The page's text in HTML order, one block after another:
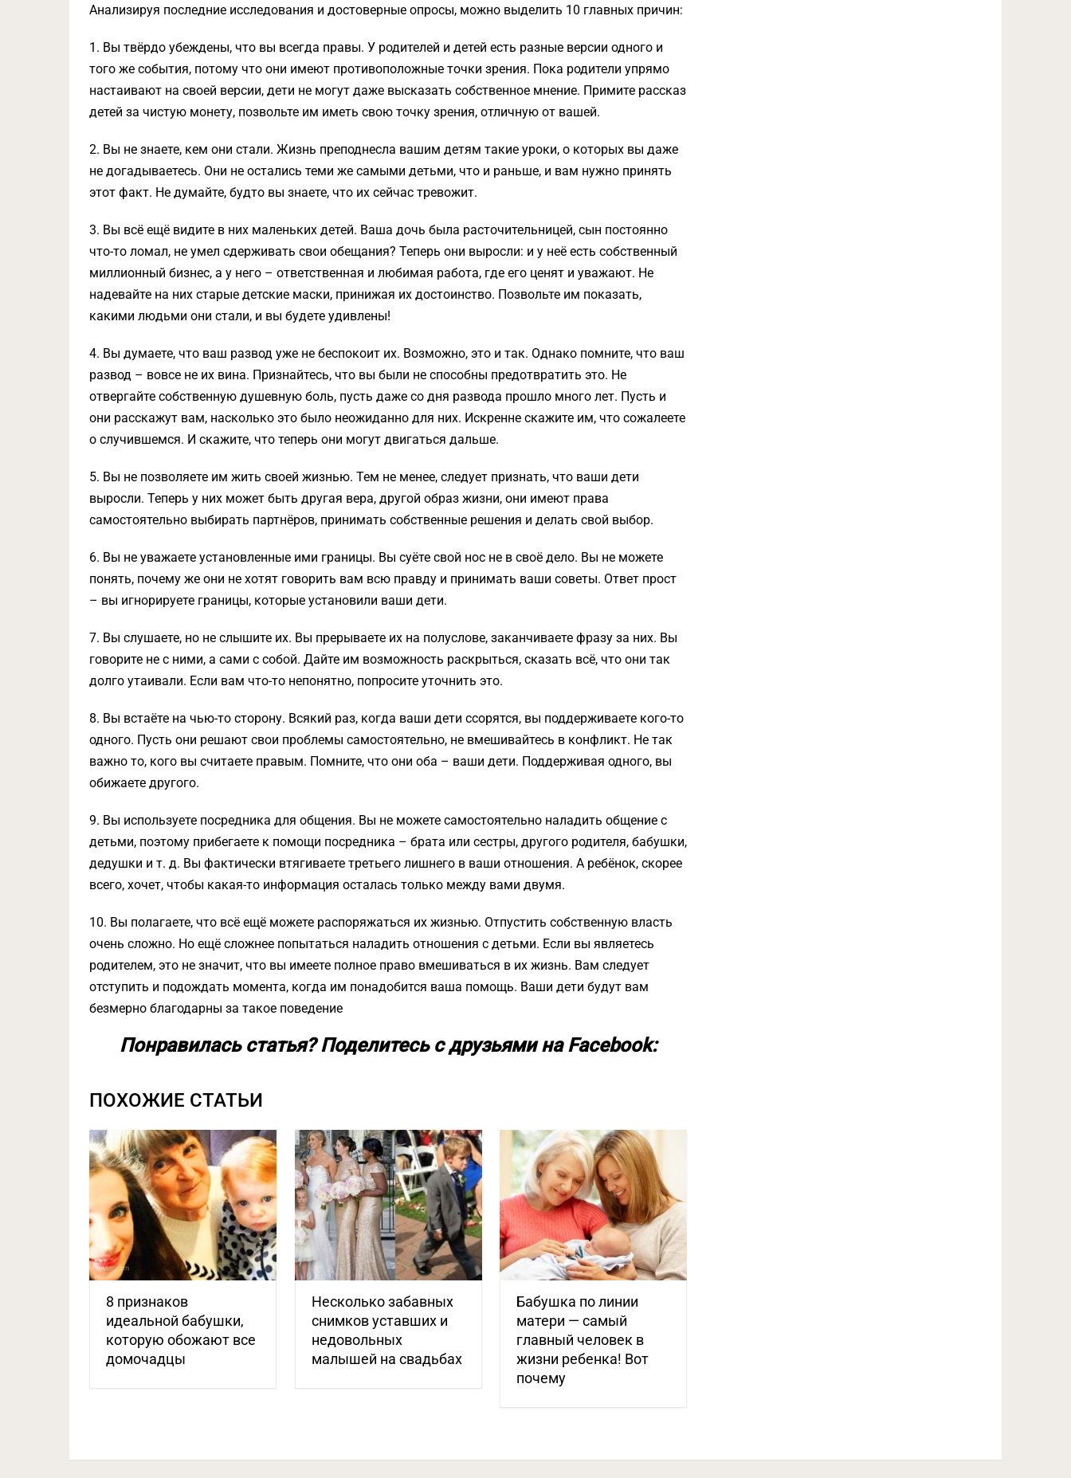
Анализируя последние исследования и достоверные опросы, можно выделить 10 главных причин:
1. Вы твёрдо убеждены, что вы всегда правы. У родителей и детей есть разные версии одного и
того же события, потому что они имеют противоположные точки зрения. Пока родители упрямо
настаивают на своей версии, дети не могут даже высказать собственное мнение. Примите рассказ
детей за чистую монету, позвольте им иметь свою точку зрения, отличную от вашей.
2. Вы не знаете, кем они стали. Жизнь преподнесла вашим детям такие уроки, о которых вы даже
не догадываетесь. Они не остались теми же самыми детьми, что и раньше, и вам нужно принять
этот факт. Не думайте, будто вы знаете, что их сейчас тревожит.
3. Вы всё ещё видите в них маленьких детей. Ваша дочь была расточительницей, сын постоянно
что-то ломал, не умел сдерживать свои обещания? Теперь они выросли: и у неё есть собственный
миллионный бизнес, а у него – ответственная и любимая работа, где его ценят и уважают. Не
надевайте на них старые детские маски, принижая их достоинство. Позвольте им показать,
какими людьми они стали, и вы будете удивлены!
4. Вы думаете, что ваш развод уже не беспокоит их. Возможно, это и так. Однако помните, что ваш
развод – вовсе не их вина. Признайтесь, что вы были не способны предотвратить это. Не
отвергайте собственную душевную боль, пусть даже со дня развода прошло много лет. Пусть и
они расскажут вам, насколько это было неожиданно для них. Искренне скажите им, что сожалеете
о случившемся. И скажите, что теперь они могут двигаться дальше.
5. Вы не позволяете им жить своей жизнью. Тем не менее, следует признать, что ваши дети
выросли. Теперь у них может быть другая вера, другой образ жизни, они имеют права
самостоятельно выбирать партнёров, принимать собственные решения и делать свой выбор.
6. Вы не уважаете установленные ими границы. Вы суёте свой нос не в своё дело. Вы не можете
понять, почему же они не хотят говорить вам всю правду и принимать ваши советы. Ответ прост
– вы игнорируете границы, которые установили ваши дети.
7. Вы слушаете, но не слышите их. Вы прерываете их на полуслове, заканчиваете фразу за них. Вы
говорите не с ними, а сами с собой. Дайте им возможность раскрыться, сказать всё, что они так
долго утаивали. Если вам что-то непонятно, попросите уточнить это.
8. Вы встаёте на чью-то сторону. Всякий раз, когда ваши дети ссорятся, вы поддерживаете кого-то
одного. Пусть они решают свои проблемы самостоятельно, не вмешивайтесь в конфликт. Не так
важно то, кого вы считаете правым. Помните, что они оба – ваши дети. Поддерживая одного, вы
обижаете другого.
9. Вы используете посредника для общения. Вы не можете самостоятельно наладить общение с
детьми, поэтому прибегаете к помощи посредника – брата или сестры, другого родителя, бабушки,
дедушки и т. д. Вы фактически втягиваете третьего лишнего в ваши отношения. А ребёнок, скорее
всего, хочет, чтобы какая-то информация осталась только между вами двумя.
10. Вы полагаете, что всё ещё можете распоряжаться их жизнью. Отпустить собственную власть
очень сложно. Но ещё сложнее попытаться наладить отношения с детьми. Если вы являетесь
родителем, это не значит, что вы имеете полное право вмешиваться в их жизнь. Вам следует
отступить и подождать момента, когда им понадобится ваша помощь. Ваши дети будут вам
безмерно благодарны за такое поведение
Понравилась статья? Поделитесь с друзьями на Facebook:
ПОХОЖИЕ СТАТЬИ
8 признаков
идеальной бабушки,
которую обожают все
домочадцы
Несколько забавных
снимков уставших и
недовольных
малышей на свадьбах
Бабушка по линии
матери — самый
главный человек в
жизни ребенка! Вот
почему